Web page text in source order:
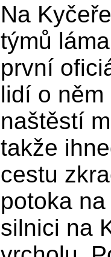
Na
týmů
první
lidí o
naštěstí
takže
cestu
potoka
silnici na